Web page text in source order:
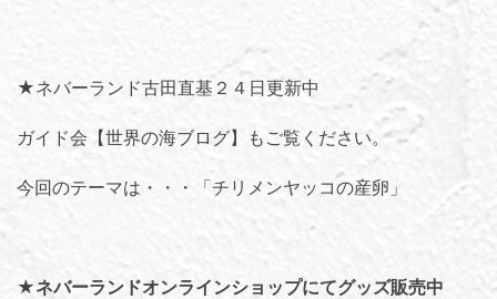
★ネバーランド古田直基２４日更新中
ガイド会【世界の海ブログ】 もご覧ください。
今回のテーマは・・・「チリメンヤッコの産卵 」
★ネバーランドオンラインショップにてグッズ販売中